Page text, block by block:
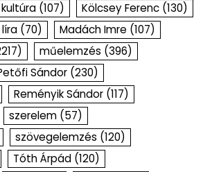
kultúra (107) Kölcsey Ferenc (130)
líra (70) Madách Imre (107)
műelemzés (396)
Sándor (230)
Reményik Sándor (117)
szerelem (57)
szövegelemzés (120)
Tóth Árpád (120)